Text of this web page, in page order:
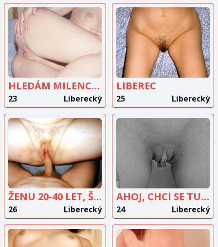
ZOBRAZIT
INZERÁT
HLEDÁM MILENCE, JSEM ZADANÁ
23 Liberecký
ZOBRAZIT
INZERÁT
LIBEREC
25 Liberecký
ZOBRAZIT
INZERÁT
ŽENU 20-40 LET, ŠTÍHLOU
26 Liberecký
ZOBRAZIT
INZERÁT
AHOJ, CHCI SE TU DISKRÉTNĚ SEZNÁMIT
24 Liberecký